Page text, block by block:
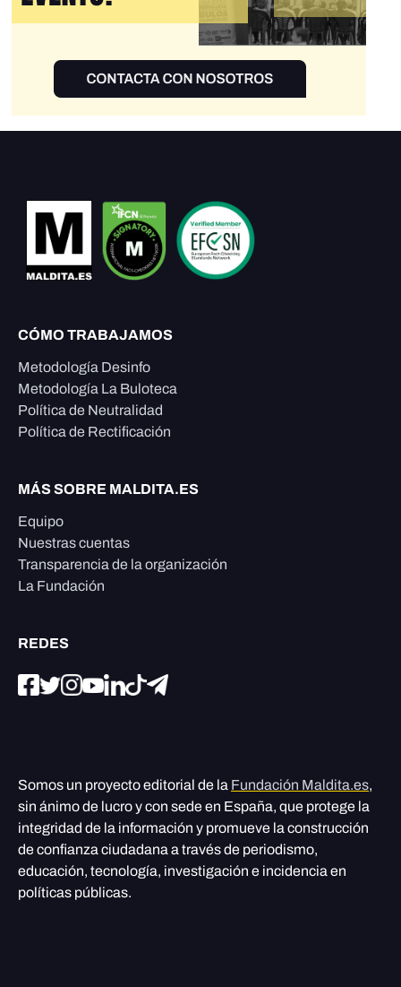
CÓMO TRABAJAMOS
Metodología Desinfo
Metodología La Buloteca
Política de Neutralidad
Política de Rectificación
MÁS SOBRE MALDITA.ES
Equipo
Nuestras cuentas
Transparencia de la organización
La Fundación
REDES
Somos un proyecto editorial de la Fundación Maldita.es,
sin ánimo de lucro y con sede en España, que protege la
integridad de la información y promueve la construcción
de confianza ciudadana a través de periodismo,
educación, tecnología, investigación e incidencia en
políticas públicas.